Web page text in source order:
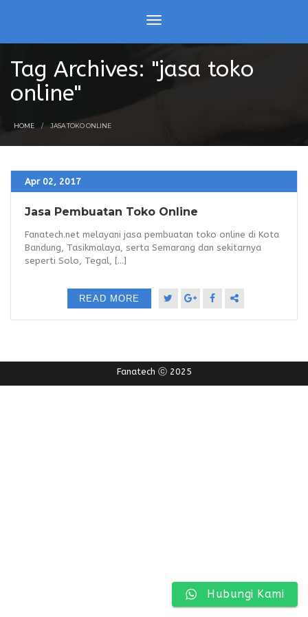
Tag Archives: "jasa toko
online"
HOME JASA TOKO ONLINE
Apr 02, 2017
Jasa Pembuatan Toko Online
Fanatech.net melayani jasa pembuatan toko online di Kota
Bandung, Tasikmalaya, serta Semarang dan sekitarnya
seperti Solo, Tegal, [...]
READ MORE
Fanatech ⓒ 2025
Hubungi Kami